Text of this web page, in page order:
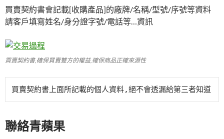
買賣契約書會記載[收購產品]的廠牌/名稱/型號/序號等資料
請客戶填寫姓名/身分證字號/電話等…資訊
買賣契約書,確保買賣雙方的權益,確保商品正確來源性
買賣契約書上面所記載的個人資料,絕不會透漏給第三者知道
聯絡青蘋果